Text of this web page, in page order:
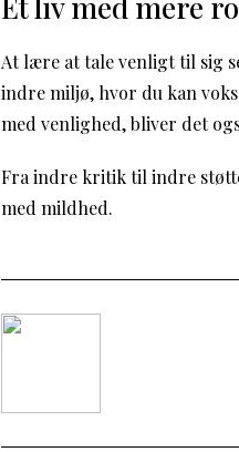
At lære at tale venligt til sig
indre miljø, hvor du kan
med venlighed, bliver det
Fra indre kritik til indre
med mildhed.